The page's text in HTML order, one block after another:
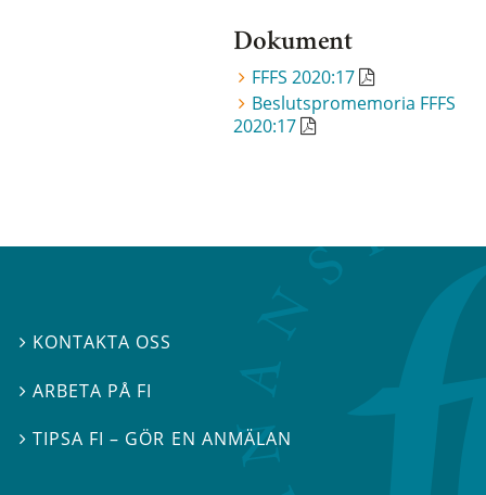
Dokument
FFFS 2020:17
Beslutspromemoria FFFS
2020:17
 KONTAKTA OSS
 ARBETA PÅ FI
TIPSA FI – GÖR EN ANMÄLAN